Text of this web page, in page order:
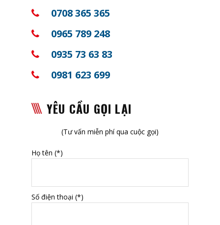
0708 365 365
0965 789 248
0935 73 63 83
0981 623 699
YÊU CẦU GỌI LẠI
(Tư vấn miễn phí qua cuộc gọi)
Họ tên (*)
Số điện thoại (*)